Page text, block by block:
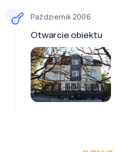
Październik 2006
Otwarcie obiektu